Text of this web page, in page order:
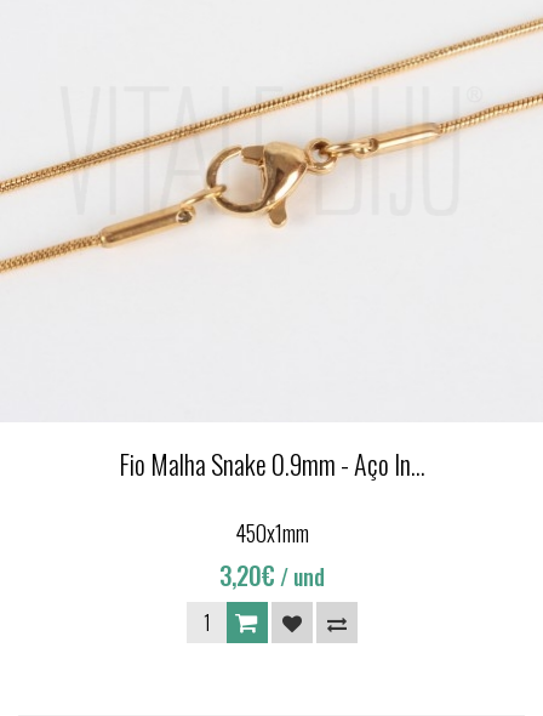
Fio Malha Snake 0.9mm - Aço In...
450x1mm
3,20€ / und